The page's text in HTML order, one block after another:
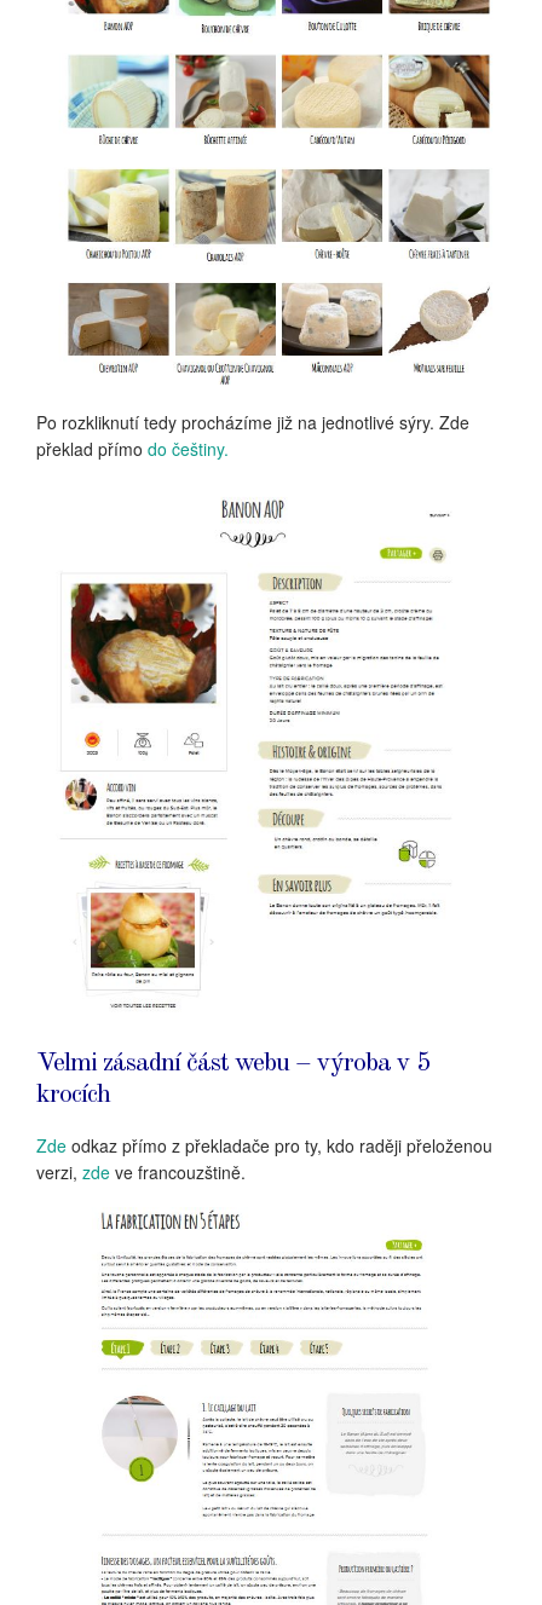
Po rozkliknutí tedy procházíme již na jednotlivé sýry. Zde
překlad přímo do češtiny.
Velmi zásadní část webu – výroba v 5
krocích
Zde odkaz přímo z překladače pro ty, kdo raději přeloženou
verzi, zde ve francouzštině.